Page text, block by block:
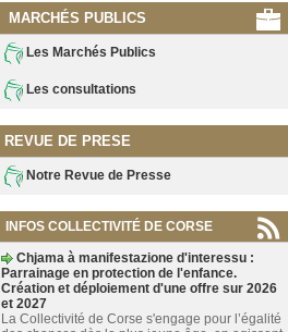
MARCHÉS PUBLICS
Les Marchés Publics
Les consultations
REVUE DE PRESE
Notre Revue de Presse
INFOS COLLECTIVITÉ DE CORSE
Chjama à manifestazione d'interessu :
Parrainage en protection de l'enfance.
Création et déploiement d'une offre sur 2026
et 2027
La Collectivité de Corse s'engage pour l’égalité